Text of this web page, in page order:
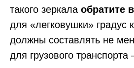
такого зеркала обратите
для «легковушки» градус
должны составлять не
для грузового